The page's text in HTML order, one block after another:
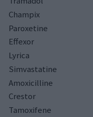
Champix
Paroxetine
Effexor
Lyrica
Simvastatine
Amoxicilline
Crestor
Tamoxifene